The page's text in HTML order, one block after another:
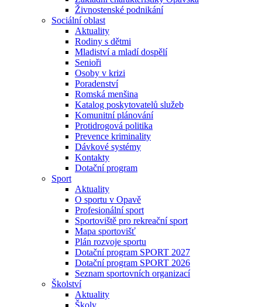
Živnostenské podnikání
Sociální oblast
Aktuality
Rodiny s dětmi
Mladiství a mladí dospělí
Senioři
Osoby v krizi
Poradenství
Romská menšina
Katalog poskytovatelů služeb
Komunitní plánování
Protidrogová politika
Prevence kriminality
Dávkové systémy
Kontakty
Dotační program
Sport
Aktuality
O sportu v Opavě
Profesionální sport
Sportoviště pro rekreační sport
Mapa sportovišť
Plán rozvoje sportu
Dotační program SPORT 2027
Dotační program SPORT 2026
Seznam sportovních organizací
Školství
Aktuality